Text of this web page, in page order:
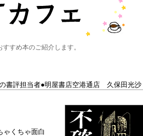
すめ本のご紹介します。
書評担当者●明屋書店空港通店 久保田光沙
くちゃ面白